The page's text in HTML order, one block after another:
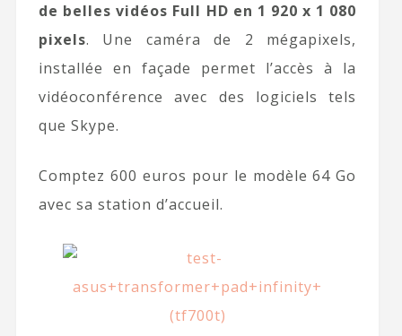
de belles vidéos Full HD en 1 920 x 1 080
pixels. Une caméra de 2 mégapixels,
installée en façade permet l’accès à la
vidéoconférence avec des logiciels tels
que Skype.
Comptez 600 euros pour le modèle 64 Go
avec sa station d’accueil.